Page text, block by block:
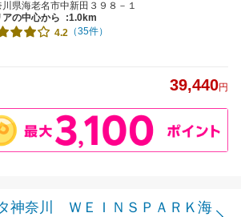
川県海老名市中新田３９８－１
アの中心から
:1.0km
4.2 （35件）
39,440円
神奈川 ＷＥＩＮＳＰＡＲＫ海